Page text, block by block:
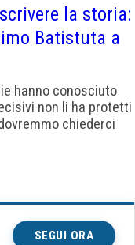
la storia:
Batistuta a
hanno conosciuto
non li ha protetti
chiederci
fortunatamente,
SEGUI ORA